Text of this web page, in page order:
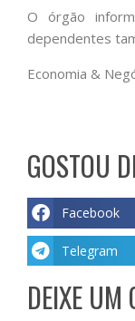
O órgão
dependentes
Economia &
GOSTOU
Facebook
Telegram
DEIXE UM